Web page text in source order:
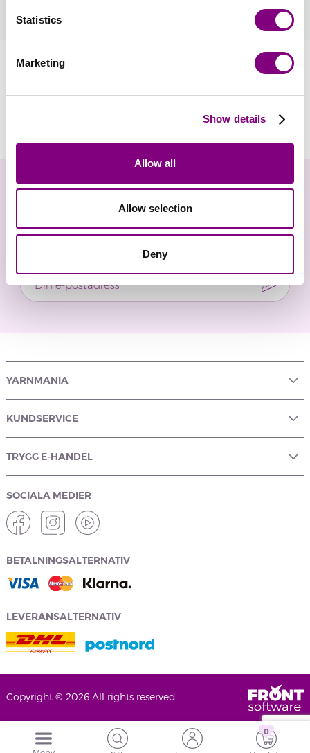
Statistics
Marketing
Show details
Allow all
Allow selection
Deny
Information
Nyhetsbrev
YARNMANIA
KUNDSERVICE
TRYGG E-HANDEL
SOCIALA MEDIER
BETALNINGSALTERNATIV
LEVERANSALTERNATIV
Copyright ® 2026 All rights reserved
0